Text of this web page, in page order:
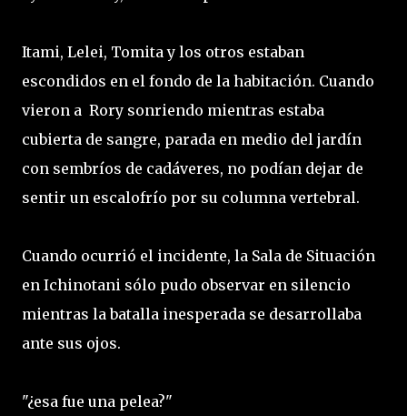
Itami, Lelei, Tomita y los otros estaban
escondidos en el fondo de la habitación. Cuando
vieron a Rory sonriendo mientras estaba
cubierta de sangre, parada en medio del jardín
con sembríos de cadáveres, no podían dejar de
sentir un escalofrío por su columna vertebral.
Cuando ocurrió el incidente, la Sala de Situación
en Ichinotani sólo pudo observar en silencio
mientras la batalla inesperada se desarrollaba
ante sus ojos.
"¿esa fue una pelea?"